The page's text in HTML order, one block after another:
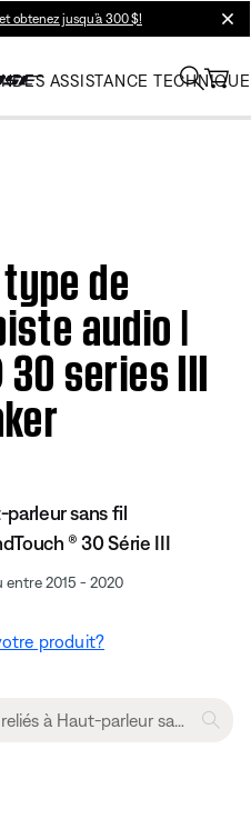
obtenez jusqu’à 300 $!
ASSISTANCE TECHNIQUE
de
audio |
series III
parleur sans fil
® 30 Série III
entre 2015 - 2020
produit?